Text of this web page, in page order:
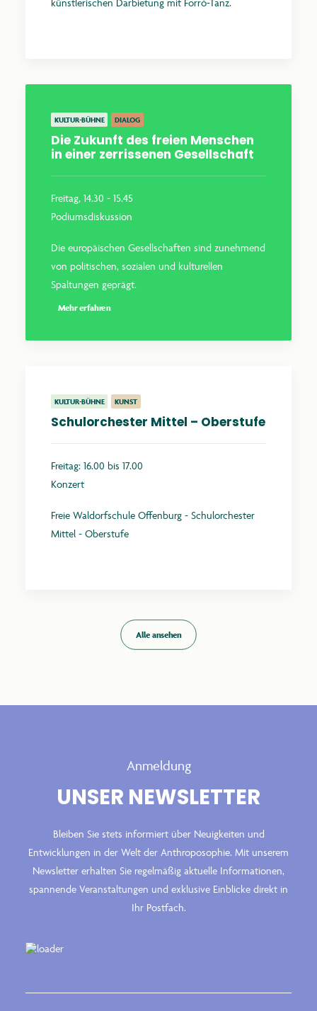
künstlerischen Darbietung mit Forrò-Tanz.
KULTUR-BÜHNE DIALOG
Die Zukunft des freien Menschen
in einer zerrissenen Gesellschaft
Freitag, 14.30 - 15.45
Podiumsdiskussion
Die europäischen Gesellschaften sind zunehmend
von politischen, sozialen und kulturellen
Spaltungen geprägt.
Mehr erfahren
KULTUR-BÜHNE KUNST
Schulorchester Mittel – Oberstufe
Freitag: 16.00 bis 17.00
Konzert
Freie Waldorfschule Offenburg - Schulorchester
Mittel - Oberstufe
Alle ansehen
Anmeldung
UNSER NEWSLETTER
Bleiben Sie stets informiert über Neuigkeiten und
Entwicklungen in der Welt der Anthroposophie. Mit unserem
Newsletter erhalten Sie regelmäßig aktuelle Informationen,
spannende Veranstaltungen und exklusive Einblicke direkt in
Ihr Postfach.